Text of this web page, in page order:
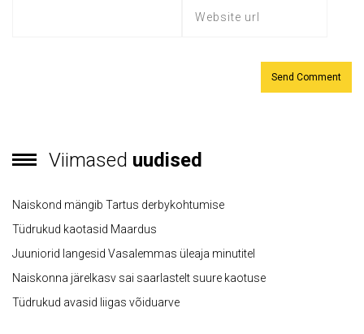
Viimased uudised
Naiskond mängib Tartus derbykohtumise
Tüdrukud kaotasid Maardus
Juuniorid langesid Vasalemmas üleaja minutitel
Naiskonna järelkasv sai saarlastelt suure kaotuse
Tüdrukud avasid liigas võiduarve